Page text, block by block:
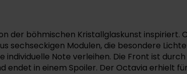
der böhmischen Kristallglaskunst
sechseckigen Modulen, die besondere
individuelle Note verleihen. Die Front ist
endet in einem Spoiler. Der Octavia erhielt